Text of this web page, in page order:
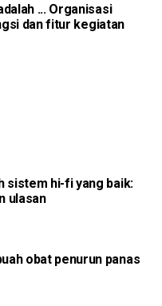
... Organisasi
dan fitur kegiatan
sistem hi-fi yang baik:
ulasan
obat penurun panas